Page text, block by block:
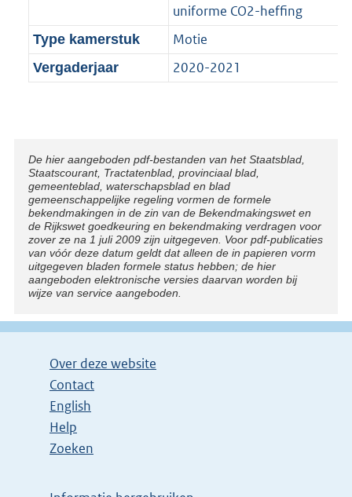
uniforme CO2-heffing
Type kamerstuk Motie
Vergaderjaar 2020-2021
Disclaimer
De hier aangeboden pdf-bestanden van het Staatsblad,
Staatscourant, Tractatenblad, provinciaal blad,
gemeenteblad, waterschapsblad en blad
gemeenschappelijke regeling vormen de formele
bekendmakingen in de zin van de Bekendmakingswet en
de Rijkswet goedkeuring en bekendmaking verdragen voor
zover ze na 1 juli 2009 zijn uitgegeven. Voor pdf-publicaties
van vóór deze datum geldt dat alleen de in papieren vorm
uitgegeven bladen formele status hebben; de hier
aangeboden elektronische versies daarvan worden bij
wijze van service aangeboden.
Over deze website
Contact
English
Help
Zoeken